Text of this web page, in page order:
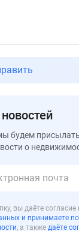
будем
о
вы даёте согласие
и принимаете
, а также даёте